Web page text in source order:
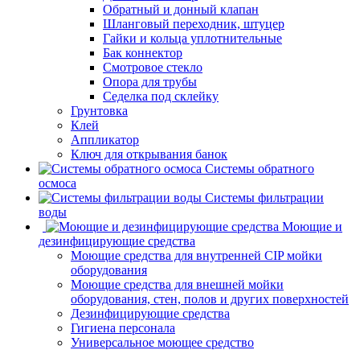
Обратный и донный клапан
Шланговый переходник, штуцер
Гайки и кольца уплотнительные
Бак коннектор
Смотровое стекло
Опора для трубы
Седелка под склейку
Грунтовка
Клей
Аппликатор
Ключ для открывания банок
Системы обратного
осмоса
Системы фильтрации
воды
Моющие и
дезинфицирующие средства
Моющие средства для внутренней CIP мойки
оборудования
Моющие средства для внешней мойки
оборудования, стен, полов и других поверхностей
Дезинфицирующие средства
Гигиена персонала
Универсальное моющее средство